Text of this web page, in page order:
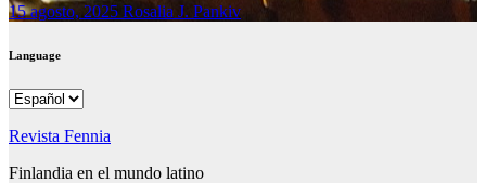
15 agosto, 2025 Rosalia J. Pankiv
Language
Language
Revista Fennia
Finlandia en el mundo latino